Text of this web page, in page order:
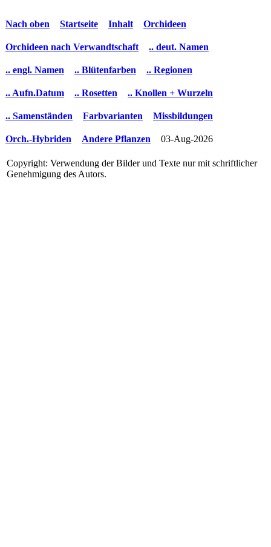
Nach oben Startseite Inhalt Orchideen
Orchideen nach Verwandtschaft .. deut. Namen
.. engl. Namen .. Blütenfarben .. Regionen
.. Aufn.Datum .. Rosetten .. Knollen + Wurzeln
.. Samenständen Farbvarianten Missbildungen
Orch.-Hybriden Andere Pflanzen 03-Aug-2026
Copyright: Verwendung der Bilder und Texte nur mit schriftlicher
Genehmigung des Autors.